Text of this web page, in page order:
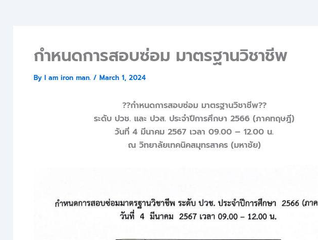
กำหนดการสอบซ่อม มาตรฐานวิชาชีพ
By I am iron man. / March 1, 2024
??กำหนดการสอบซ่อม มาตรฐานวิชาชีพ??
ระดับ ปวช. และ ปวส. ประจำปีการศึกษา 2566 (ภาคทฤษฎี)
วันที่ 4 มีนาคม 2567 เวลา 09.00 – 12.00 น.
ณ วิทยาลัยเทคนิคสมุทรสาคร (มหาชัย)